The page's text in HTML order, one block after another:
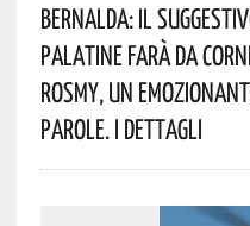
Bernalda: Il
Palatine Farà Da
Rosmy, Un
Parole. I Dettagli